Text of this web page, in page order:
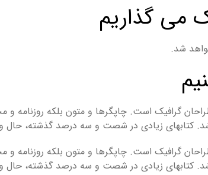
می گذاریم
گرافیک است. چاپگرها و متون بلکه روزنامه
باشد. کتابهای زیادی در شصت و سه درصد گذشته،
گرافیک است. چاپگرها و متون بلکه روزنامه
باشد. کتابهای زیادی در شصت و سه درصد گذشته،